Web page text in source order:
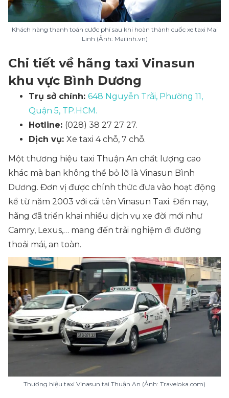
Khách hàng thanh toán cước phí sau khi hoàn thành cuốc xe taxi Mai
Linh (Ảnh: Mailinh.vn)
Chi tiết về hãng taxi Vinasun
khu vực Bình Dương
Trụ sở chính: 648 Nguyễn Trãi, Phường 11,
Quận 5, TP.HCM.
Hotline: (028) 38 27 27 27.
Dịch vụ: Xe taxi 4 chỗ, 7 chỗ.
Một thương hiệu taxi Thuận An chất lượng cao
khác mà bạn không thể bỏ lỡ là Vinasun Bình
Dương. Đơn vị được chính thức đưa vào hoạt động
kể từ năm 2003 với cái tên Vinasun Taxi. Đến nay,
hãng đã triển khai nhiều dịch vụ xe đời mới như
Camry, Lexus,… mang đến trải nghiệm đi đường
thoải mái, an toàn.
Thương hiệu taxi Vinasun tại Thuận An (Ảnh: Traveloka.com)